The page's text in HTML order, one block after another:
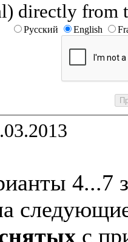
directly from
Русский English
4...7
с